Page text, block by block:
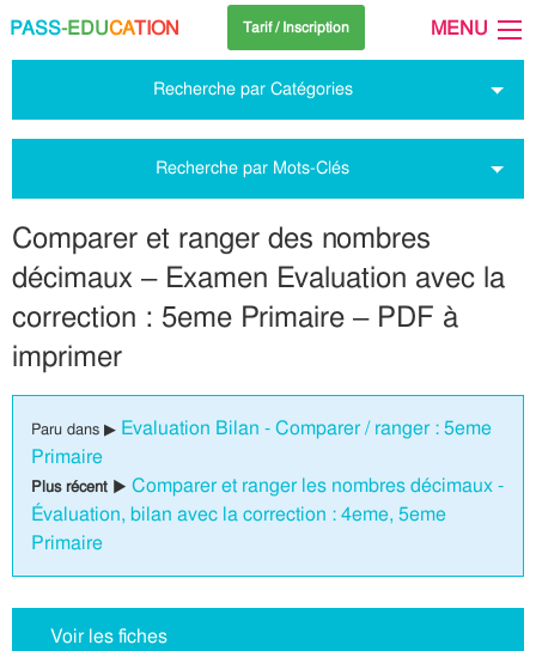
PASS-EDUCATION Tarif / Inscription MENU
Recherche par Catégories
Recherche par Mots-Clés
Comparer et ranger des nombres
décimaux – Examen Evaluation avec la
correction : 5eme Primaire – PDF à
imprimer
Paru dans ▶ Evaluation Bilan - Comparer / ranger : 5eme
Primaire
Plus récent ▶ Comparer et ranger les nombres décimaux -
Évaluation, bilan avec la correction : 4eme, 5eme
Primaire
Voir les fiches